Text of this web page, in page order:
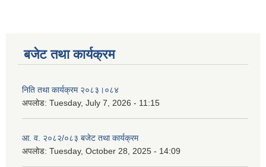
बजेट तथा कार्यक्रम
निति तथा कार्यक्रम २०८३।०८४
अपलोड: Tuesday, July 7, 2026 - 11:15
आ. व. २०८२/०८३ बजेट तथा कार्यक्रम
अपलोड: Tuesday, October 28, 2025 - 14:09